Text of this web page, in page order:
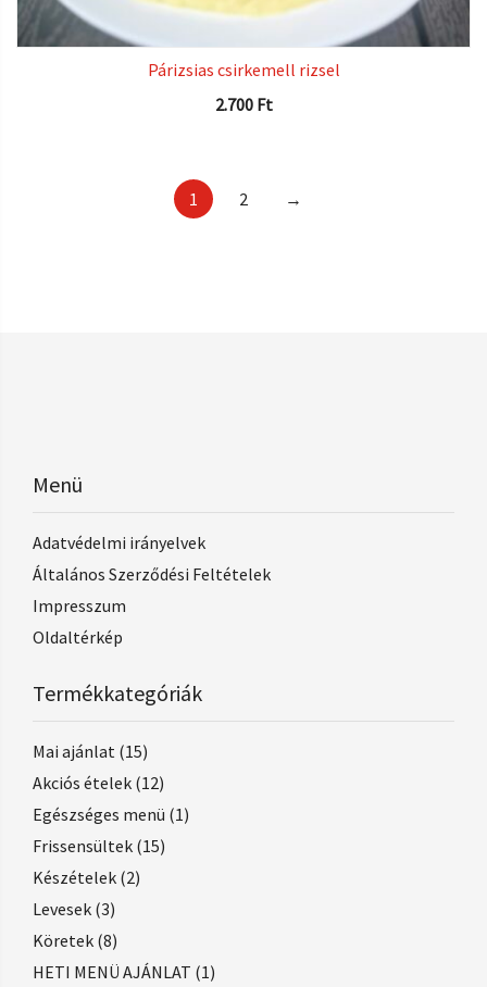
Párizsias csirkemell rizsel
2.700 Ft
1 2 →
Menü
Adatvédelmi irányelvek
Általános Szerződési Feltételek
Impresszum
Oldaltérkép
Termékkategóriák
Mai ajánlat (15)
Akciós ételek (12)
Egészséges menü (1)
Frissensültek (15)
Készételek (2)
Levesek (3)
Köretek (8)
HETI MENÜ AJÁNLAT (1)